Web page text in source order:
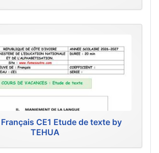
Français CE1 Etude de texte by
TEHUA